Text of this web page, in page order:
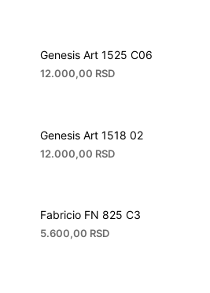
Genesis Art 1525 C06
12.000,00 RSD
Genesis Art 1518 02
12.000,00 RSD
Fabricio FN 825 C3
5.600,00 RSD